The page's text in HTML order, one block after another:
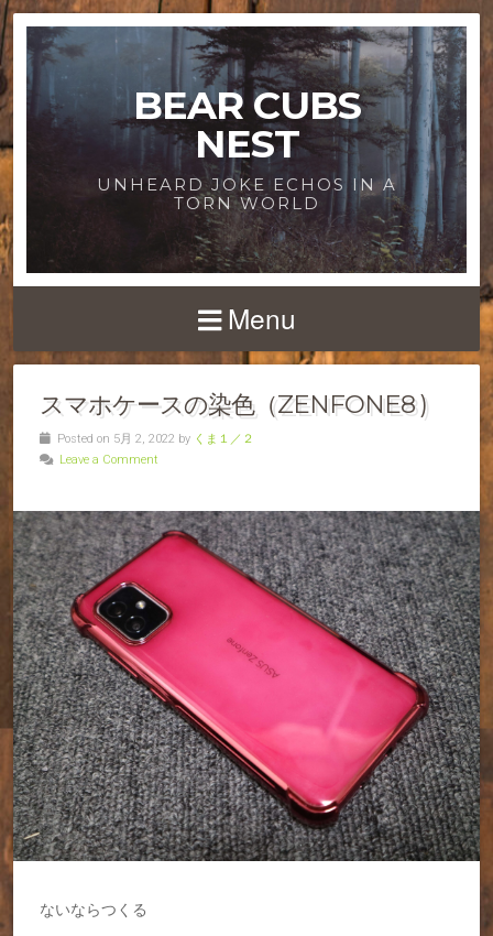
BEAR CUBS
NEST
UNHEARD JOKE ECHOS IN A
TORN WORLD
Menu
スマホケースの染色（ZENFONE8 )
Posted on 5月 2, 2022 by くま１／２
Leave a Comment
ないならつくる